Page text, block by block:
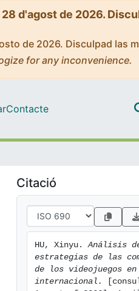
d'agost de 2026.
de 2026. Disculpad las
for any inconvenience.
Contacte
Citació
HU, Xinyu. Análisis
estrategias de las
de los videojuegos en
internacional.